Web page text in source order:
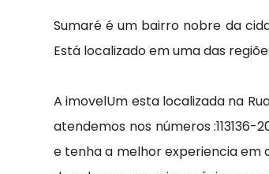
Sumaré é um bairro nobre da
Está localizado em uma das
A imovelUm esta localizada na
atendemos nos números :113136-
e tenha a melhor experiencia